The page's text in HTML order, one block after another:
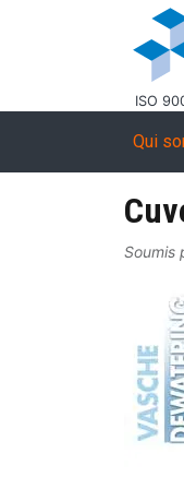
Aller au contenu
ISO
Qui
Soumis